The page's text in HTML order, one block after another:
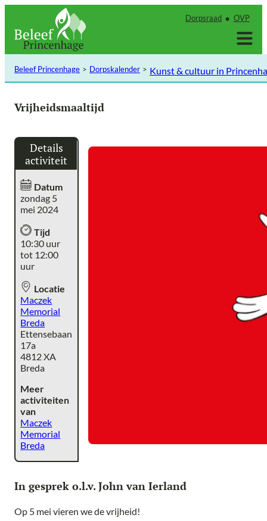
inhoud
Dorpsraad OVP
Beleef Princenhage Dorpskalender Kunst & cultuur in
Vrijheidsmaaltijd
Details
activiteit
Datum
zondag 5
mei 2024
Tijd
10:30 uur
tot 12:00
uur
Locatie
Maczek
Memorial
Breda
Ettensebaan
17a
4812 XA
Breda
Meer
activiteiten
van
Maczek
Memorial
Breda
In gesprek o.l.v. John van Ierland
Op 5 mei vieren we de vrijheid!